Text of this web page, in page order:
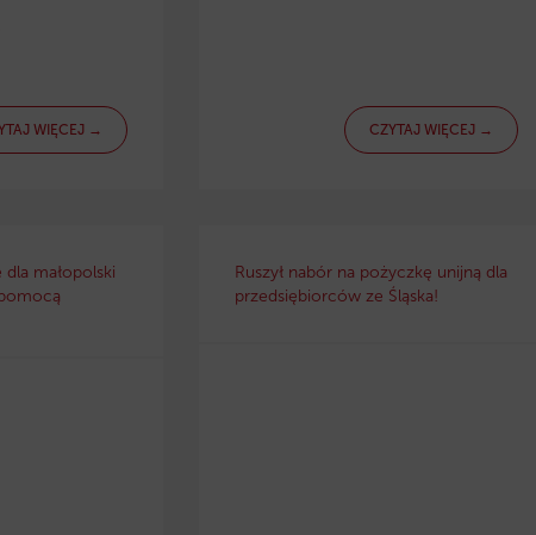
WIĘCEJ → CZYTAJ WIĘCEJ →
małopolski
Ruszył nabór na pożyczkę unijną dla
przedsiębiorców ze Śląska!